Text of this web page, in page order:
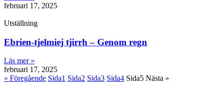
februari 17, 2025
Utställning
Ebrien-tjelmiej tjirrh – Genom regn
Läs mer »
februari 17, 2025
« Föregående Sida1 Sida2 Sida3 Sida4 Sida5 Nästa »